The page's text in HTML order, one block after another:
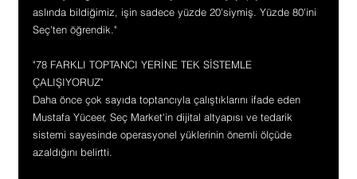
aslında bildiğimiz, işin sadece yüzde 20'siymiş. Yüzde 80'ini
Seç'ten öğrendik."
"78 FARKLI TOPTANCI YERİNE TEK SİSTEMLE
ÇALIŞIYORUZ"
Daha önce çok sayıda toptancıyla çalıştıklarını ifade eden
Mustafa Yüceer, Seç Market'in dijital altyapısı ve tedarik
sistemi sayesinde operasyonel yüklerinin önemli ölçüde
azaldığını belirtti.